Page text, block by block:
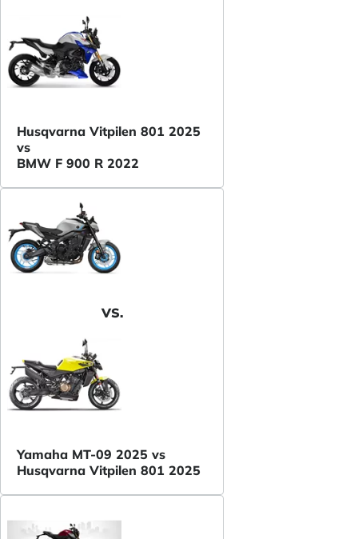
Husqvarna Vitpilen 801 2025
vs
BMW F 900 R 2022
VS.
Yamaha MT-09 2025 vs
Husqvarna Vitpilen 801 2025